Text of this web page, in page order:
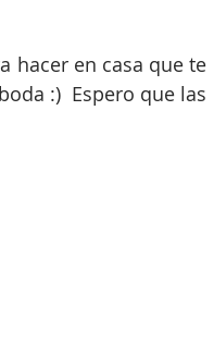
hacer en casa que te
:)  Espero que las